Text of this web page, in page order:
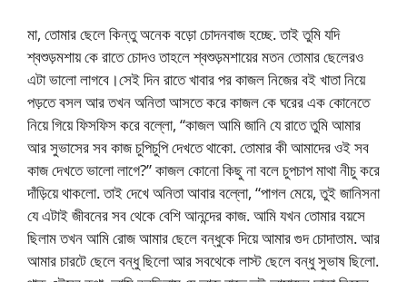
মা, তোমার ছেলে কিন্তু অনেক বড়ো চোদনবাজ হচ্ছে. তাই তুমি যদি
শ্বশুড়মশায় কে রাতে চোদও তাহলে শ্বশুড়মশায়ের মতন তোমার ছেলেরও
এটা ভালো লাগবে।সেই দিন রাতে খাবার পর কাজল নিজের বই খাতা নিয়ে
পড়তে বসল আর তখন অনিতা আসতে করে কাজল কে ঘরের এক কোনেতে
নিয়ে গিয়ে ফিসফিস করে বল্লো, “কাজল আমি জানি যে রাতে তুমি আমার
আর সুভাসের সব কাজ চুপিচুপি দেখতে থাকো. তোমার কী আমাদের ওই সব
কাজ দেখতে ভালো লাগে?” কাজল কোনো কিছু না বলে চুপচাপ মাথা নীচু করে
দাঁড়িয়ে থাকলো. তাই দেখে অনিতা আবার বল্লো, “পাগল মেয়ে, তুই জানিসনা
যে এটাই জীবনের সব থেকে বেশি আনন্দের কাজ. আমি যখন তোমার বয়সে
ছিলাম তখন আমি রোজ আমার ছেলে বন্ধুকে দিয়ে আমার গুদ চোদাতাম. আর
আমার চারটে ছেলে বন্ধু ছিলো আর সবথেকে লাস্ট ছেলে বন্ধু সুভাষ ছিলো.